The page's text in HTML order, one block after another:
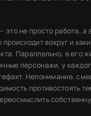
это не просто работа, а
вокруг и
Параллельно, в его
персонажи, у
Непонимание,
противостоять